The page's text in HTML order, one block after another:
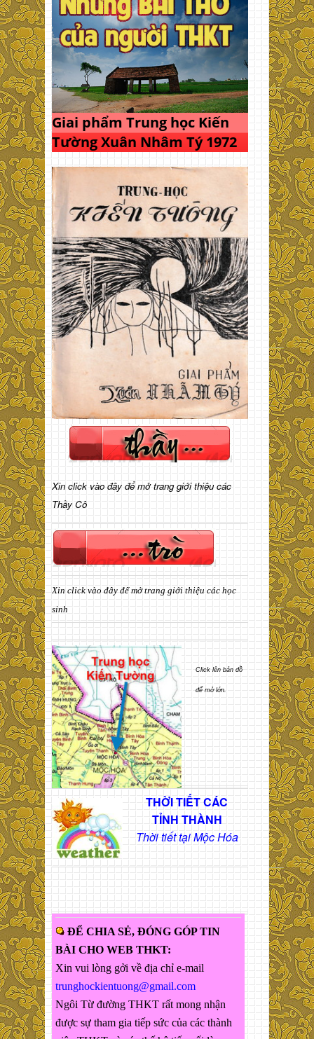
Giai phẩm Trung học Kiến
Tường Xuân Nhâm Tý 1972
Xin click vào đây để mở trang giới thiệu các
Thầy Cô
Xin click vào đây để mở trang giới thiệu các học
sinh
Click lên bản đồ
để mở lớn.
THỜI TIẾT CÁC
TỈNH THÀNH
Thời tiết tại Mộc Hóa
ĐỂ CHIA SẺ, ĐÓNG GÓP TIN
BÀI CHO WEB THKT:
Xin vui lòng gởi về địa chỉ e-mail
trunghockientuong@gmail.com
Ngôi Từ đường THKT rất mong nhận
được sự tham gia tiếp sức của các thành